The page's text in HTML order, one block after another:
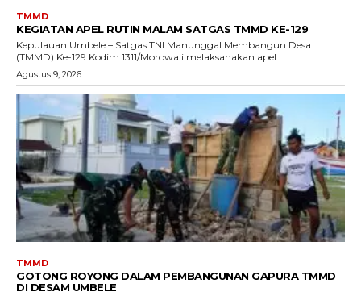
TMMD
KEGIATAN APEL RUTIN MALAM SATGAS TMMD KE-129
Kepulauan Umbele – Satgas TNI Manunggal Membangun Desa
(TMMD) Ke-129 Kodim 1311/Morowali melaksanakan apel...
Agustus 9, 2026
TMMD
GOTONG ROYONG DALAM PEMBANGUNAN GAPURA TMMD
DI DESAM UMBELE